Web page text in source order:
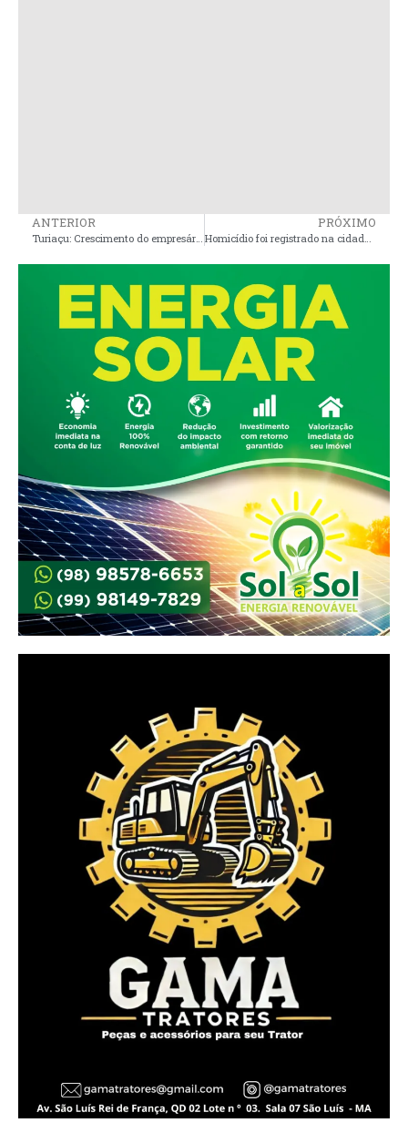
ANTERIOR
Turiaçu: Crescimento do empresário Jamilson da Sabrina aponta como pré-candidato a prefeito forte para as eleições 2024
PRÓXIMO
Homicídio foi registrado na cidade de Pinheiro na madrugada desta segunda 1º